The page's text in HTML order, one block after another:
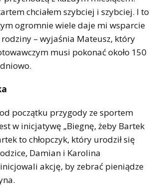
chciałem szybciej i szybciej. I to
ogromnie wiele daje mi wsparcie
rodziny – wyjaśnia Mateusz, który
musi pokonać około 150
początku przygody ze sportem
w inicjatywę „Biegnę, żeby Bartek
to chłopczyk, który urodził się
Damian i Karolina
akcję, by zebrać pieniądze